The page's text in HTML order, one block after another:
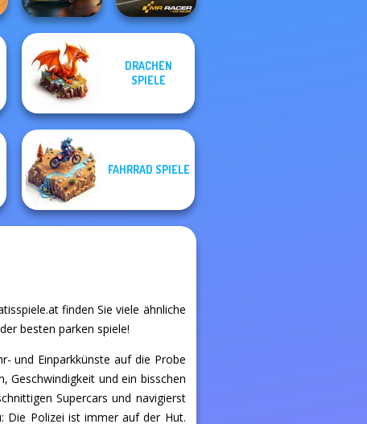
Parking Fury 3D:
Night City
Mr. Racer
DRACHEN
SPIELE
FAHRRAD SPIELE
finden Sie viele ähnliche
besten parken spiele!
und Einparkkünste auf die Probe
Geschwindigkeit und ein bisschen
Supercars und navigierst
Die Polizei ist immer auf der Hut.